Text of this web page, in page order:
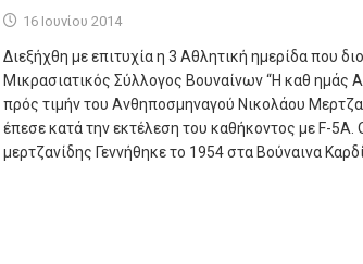
16 Ιουνίου 2014
Διεξήχθη με επιτυχία η 3 Αθλητική ημερίδα που
Μικρασιατικός Σύλλογος Βουναίνων “Η καθ ημάς
πρός τιμήν του Ανθηποσμηναγού Νικολάου
έπεσε κατά την εκτέλεση του καθήκοντος με F-5A.
μερτζανίδης Γεννήθηκε το 1954 στα Βούναινα